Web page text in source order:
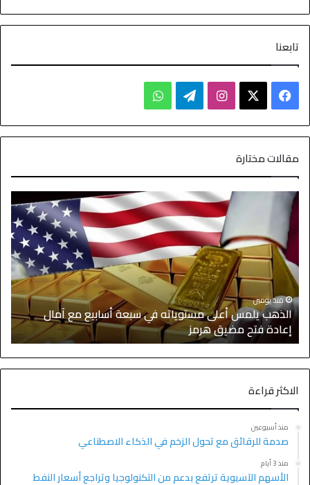
تابعنا
مقالات مختارة
منذ يومين
الذهب يلمس أعلى مستوياته في سبعة أسابيع مع آمال
إعادة فتح مضيق هرمز
الاكثر قراءة
منذ أسبوعين
صدمة للرقائق مع تحول الزخم في الذكاء الاصطناعي
منذ 3 أيام
الأسهم الآسيوية ترتفع بدعم من التكنولوجيا وتراجع أسعار النفط